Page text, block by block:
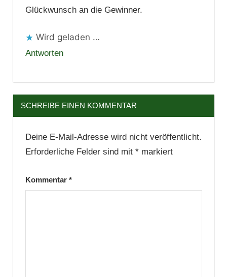
Glückwunsch an die Gewinner.
Wird geladen …
Antworten
SCHREIBE EINEN KOMMENTAR
Deine E-Mail-Adresse wird nicht veröffentlicht.
Erforderliche Felder sind mit *markiert
Kommentar *